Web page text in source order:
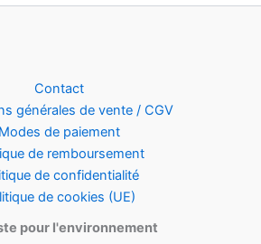
Contact
générales de vente / CGV
Modes de paiement
de remboursement
de confidentialité
de cookies (UE)
pour l'environnement